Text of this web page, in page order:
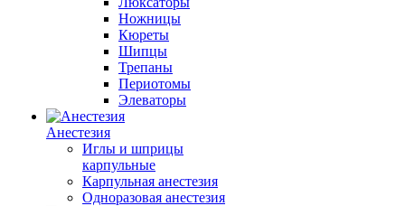
Ножницы
Кюреты
Шипцы
Трепаны
Периотомы
Элеваторы
Анестезия
Иглы и шприцы
карпульные
Карпульная анестезия
Одноразовая анестезия